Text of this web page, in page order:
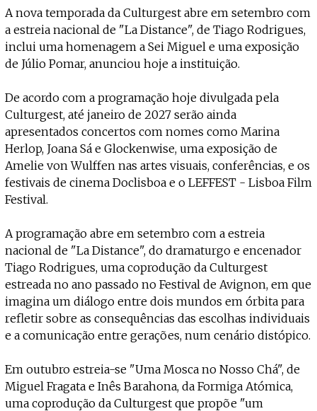
Estatuto Editorial
Ficha Técnica
Política de privacidade
Contactar
Coffeelabs Cursos curtos
— apoia o Coffeepaste e ajuda-nos a chegar mais longe. Mantém viva a cultura
Apoiar
A nova temporada da Culturgest abre em setembro com
a estreia nacional de "La Distance", de Tiago Rodrigues,
inclui uma homenagem a Sei Miguel e uma exposição
de Júlio Pomar, anunciou hoje a instituição.
De acordo com a programação hoje divulgada pela
Culturgest, até janeiro de 2027 serão ainda
apresentados concertos com nomes como Marina
Herlop, Joana Sá e Glockenwise, uma exposição de
Amelie von Wulffen nas artes visuais, conferências, e os
festivais de cinema Doclisboa e o LEFFEST - Lisboa Film
Festival.
A programação abre em setembro com a estreia
nacional de "La Distance", do dramaturgo e encenador
Tiago Rodrigues, uma coprodução da Culturgest
estreada no ano passado no Festival de Avignon, em que
imagina um diálogo entre dois mundos em órbita para
refletir sobre as consequências das escolhas individuais
e a comunicação entre gerações, num cenário distópico.
Em outubro estreia-se "Uma Mosca no Nosso Chá", de
Miguel Fragata e Inês Barahona, da Formiga Atómica,
uma coprodução da Culturgest que propõe "um